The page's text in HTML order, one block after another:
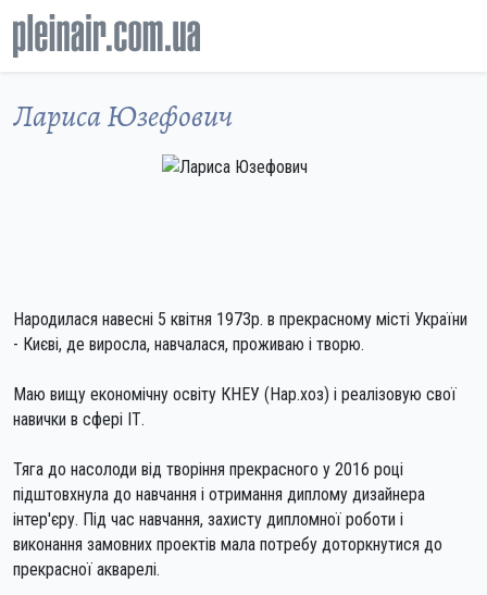
Лариса Юзефович
Народилася навесні 5 квітня 1973р. в прекрасному місті України
- Києві, де виросла, навчалася, проживаю і творю.
Маю вищу економічну освіту КНЕУ (Нар.хоз) і реалізовую свої
навички в сфері ІТ.
Тяга до насолоди від творіння прекрасного у 2016 році
підштовхнула до навчання і отримання диплому дизайнера
інтер'єру. Під час навчання, захисту дипломної роботи і
виконання замовних проектів мала потребу доторкнутися до
прекрасної акварелі.